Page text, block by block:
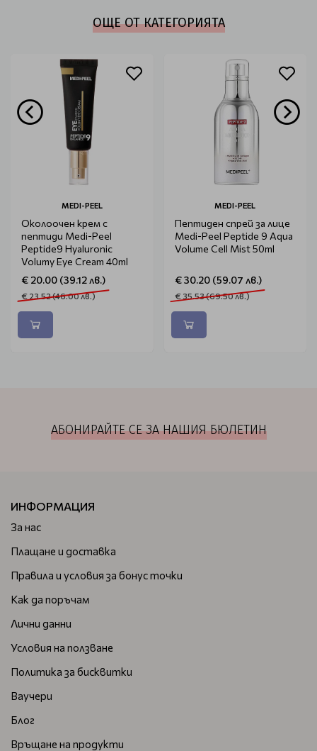
ОЩЕ ОТ КАТЕГОРИЯТА
MEDI-PEEL
Околоочен крем с
пептиди Medi-Peel
Peptide9 Hyaluronic
Volumy Eye Cream 40ml
€ 20.00 (39.12 лв.)
€ 23.52 (46.00 лв.)
MEDI-PEEL
Пептиден спрей за лице
Medi-Peel Peptide 9 Aqua
Volume Cell Mist 50ml
€ 30.20 (59.07 лв.)
€ 35.53 (69.50 лв.)
АБОНИРАЙТЕ СЕ ЗА НАШИЯ БЮЛЕТИН
ИНФОРМАЦИЯ
За нас
Плащане и доставка
Правила и условия за бонус точки
Как да поръчам
Лични данни
Условия на ползване
Политика за бисквитки
Ваучери
Блог
Връщане на продукти